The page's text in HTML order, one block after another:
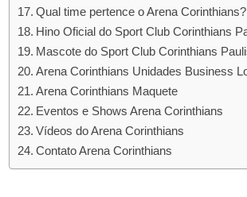
Qual time pertence o Arena Corinthians?
Hino Oficial do Sport Club Corinthians
Mascote do Sport Club Corinthians
Arena Corinthians Unidades Business
Arena Corinthians Maquete
Eventos e Shows Arena Corinthians
Vídeos do Arena Corinthians
Contato Arena Corinthians